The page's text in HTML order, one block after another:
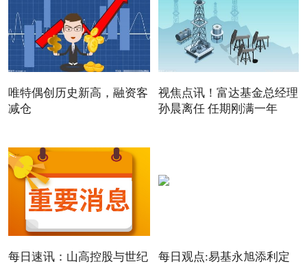
唯特偶创历史新高，融资客
减仓
视焦点讯！富达基金总经理
孙晨离任 任期刚满一年
每日速讯：山高控股与世纪
每日观点:易基永旭添利定